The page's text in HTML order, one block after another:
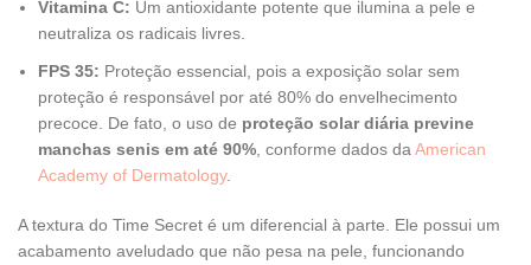
Vitamina C: Um antioxidante potente que ilumina a pele e
neutraliza os radicais livres.
FPS 35: Proteção essencial, pois a exposição solar sem
proteção é responsável por até 80% do envelhecimento
precoce. De fato, o uso de proteção solar diária previne
manchas senis em até 90% , conforme dados da American
Academy of Dermatology.
A textura do Time Secret é um diferencial à parte. Ele possui um
acabamento aveludado que não pesa na pele, funcionando